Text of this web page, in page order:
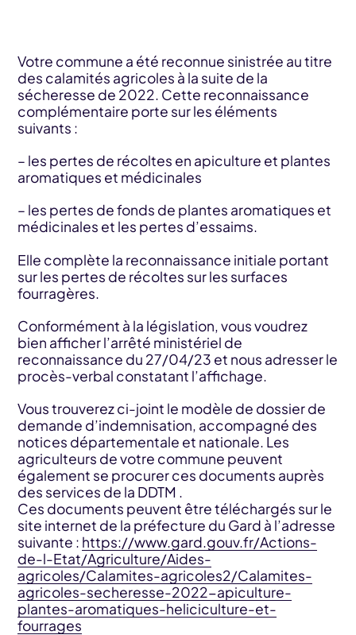
Votre commune a été reconnue sinistrée au titre
des calamités agricoles à la suite de la
sécheresse de 2022. Cette reconnaissance
complémentaire porte sur les éléments
suivants :
– les pertes de récoltes en apiculture et plantes
aromatiques et médicinales
– les pertes de fonds de plantes aromatiques et
médicinales et les pertes d’essaims.
Elle complète la reconnaissance initiale portant
sur les pertes de récoltes sur les surfaces
fourragères.
Conformément à la législation, vous voudrez
bien afficher l’arrêté ministériel de
reconnaissance du 27/04/23 et nous adresser le
procès-verbal constatant l’affichage.
Vous trouverez ci-joint le modèle de dossier de
demande d’indemnisation, accompagné des
notices départementale et nationale. Les
agriculteurs de votre commune peuvent
également se procurer ces documents auprès
des services de la DDTM .
Ces documents peuvent être téléchargés sur le
site internet de la préfecture du Gard à l’adresse
suivante : https://www.gard.gouv.fr/Actions-
de-l-Etat/Agriculture/Aides-
agricoles/Calamites-agricoles2/Calamites-
agricoles-secheresse-2022-apiculture-
plantes-aromatiques-heliciculture-et-
fourrages